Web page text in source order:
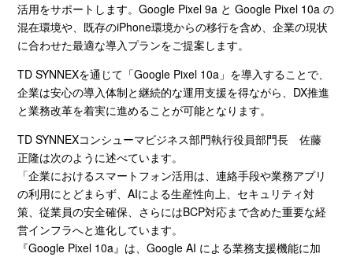
活用をサポートします。Google Pixel 9a とGoogle Pixel 10aの
混在環境や、既存のiPhone環境からの移行を含め、企業の現状
に合わせた最適な導入プランをご提案します。
TD SYNNEXを通じて「Google Pixel 10a 」を導入することで、
企業は安心の導入体制と継続的な運用支援を得ながら、 DX推進
と業務改革を着実に進めることが可能となります。
TD SYNNEXコンシューマビジネス部門執行役員部門長 佐藤
正隆は次のように述べています。
「企業におけるスマートフォン活用は、連絡手段や業務アプリ
の利用にとどまらず、AIによる生産性向上、セキュリティ対
策、従業員の安全確保、さらにはBCP対応まで含めた重要な経
営インフラへと進化しています。
『Google Pixel 10a』は、Google AI による業務支援機能に加